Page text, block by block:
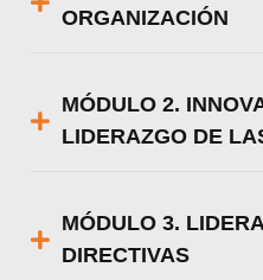
ORGANIZACIÓN
MÓDULO 2.
LIDERAZGO DE
MÓDULO 3.
DIRECTIVAS